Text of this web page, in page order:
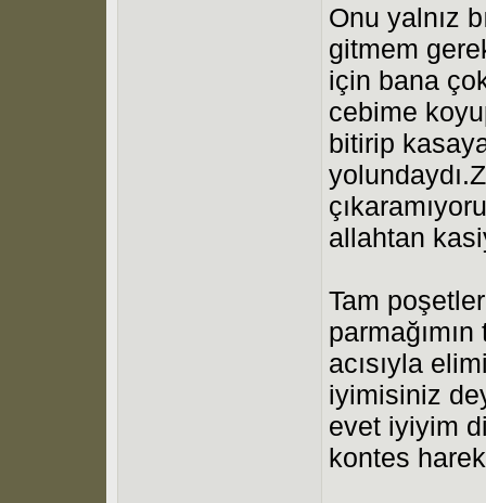
Onu yalnız
gitmem
için bana
cebime
bitirip
allahtan
Tam
acısıyla
iyimisiniz
evet iyiyim
kontes